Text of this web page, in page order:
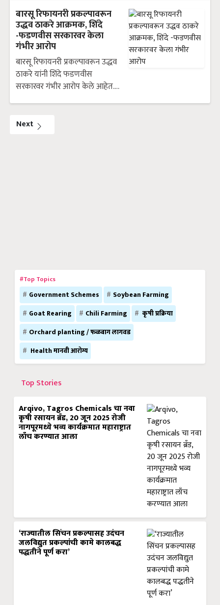
बारसू रिफायनरी प्रकल्पावरून
उद्धव ठाकरे आक्रमक, शिंदे
-फडणवीस सरकारवर केला
गंभीर आरोप
बारसू रिफायनरी प्रकल्पावरून उद्धव
ठाकरे यांनी शिंदे फडणवीस
सरकारवर गंभीर आरोप केले आहेत.…
Next
#Top Topics
Government Schemes
Soybean Farming
Goat Rearing
Chili Farming
कृषी प्रक्रिया
Orchard planting / फळबाग लागवड
Health मानवी आरोग्य
Top Stories
Arqivo, Tagros Chemicals चा नवा
कृषी रसायन ब्रँड, 20 जून 2025 रोजी
नागपूरमध्ये भव्य कार्यक्रमात महाराष्ट्रात
लाँच करण्यात आला
‘राज्यातील सिंचन प्रकल्पासह उदंचन
जलविद्युत प्रकल्पांची कामे कालबद्ध
पद्धतीने पूर्ण करा’